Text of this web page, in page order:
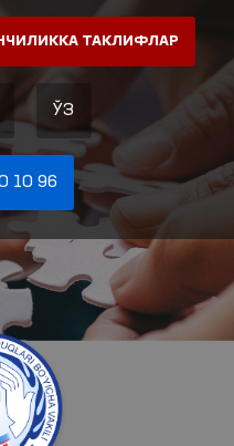
ТАКЛИФЛАР
ЎЗ
10 96